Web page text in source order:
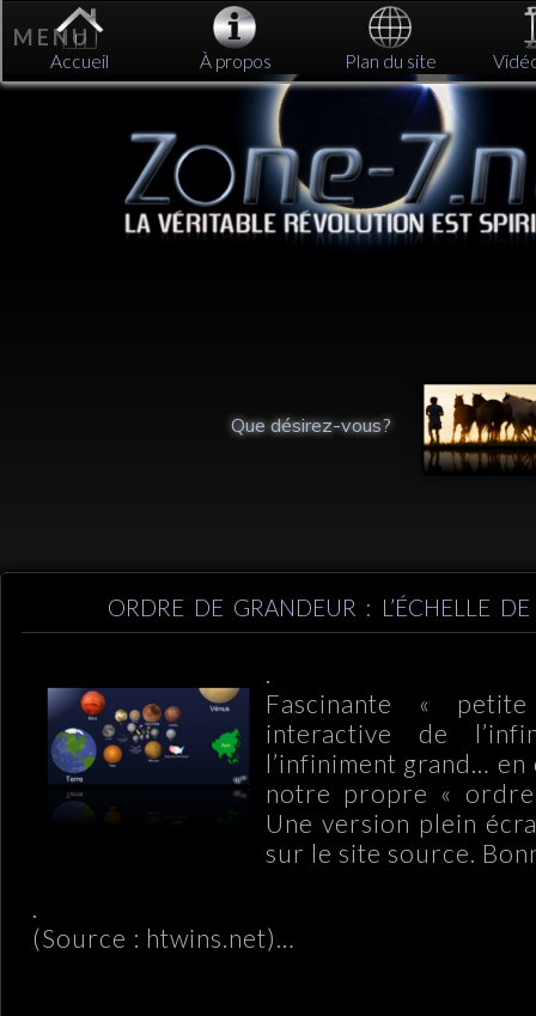
M E N U
Que désirez-vous?
ORDRE DE GRANDEUR : L’ÉCHELLE DE
.
Fascinante «
interactive de
l’infiniment grand… en
notre propre «
Une version plein
sur le site source.
.
(Source : htwins.net)…
Accueil À propos Plan du site